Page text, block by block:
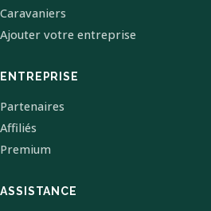
Caravaniers
Ajouter votre entreprise
ENTREPRISE
Partenaires
Affiliés
Premium
ASSISTANCE